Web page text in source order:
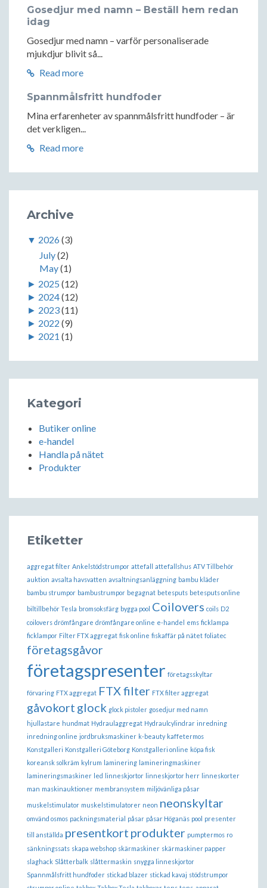
Gosedjur med namn – Beställ hem redan
idag
Gosedjur med namn – varför personaliserade
mjukdjur blivit så...
Read more
Spannmålsfritt hundfoder
Mina erfarenheter av spannmålsfritt hundfoder – är
det verkligen...
Read more
Archive
▼ 2026(3)
July(2)
May(1)
► 2025 (12)
► 2024(12)
► 2023(11)
► 2022 (9)
► 2021 (1)
Kategori
Butiker online
e-handel
Handla på nätet
Produkter
Etiketter
aggregat filter Ankelstödstrumpor attefall attefallshus ATV Tillbehör
auktion avsalta havsvatten avsaltningsanläggning bambu kläder
bambu strumpor bambustrumpor begagnat betesputs betesputs online
biltillbehör Tesla bromsoksfärg bygga pool Coilovers coils D2
coilovers drömfångare drömfångare online e-handel ems ficklampa
ficklampor Filter FTX aggregat fisk online fiskaffär på nätet foliatec
företagsgåvor
företagspresenter företagsskyltar
förvaring FTX aggregat FTX filter FTX filter aggregat
gåvokort glock glock pistoler gosedjur med namn
hjullastare hundmat Hydraulaggregat Hydraulcylindrar inredning
inredning online jordbruksmaskiner k-beauty kaffetermos
Konstgalleri Konstgalleri Göteborg Konstgalleri online köpa fisk
koreansk solkräm kylrum laminering lamineringmaskiner
lamineringsmaskiner led linneskjortor linneskjortor herr linneskorter
man maskinauktioner membransystem miljövänliga påsar
muskelstimulator muskelstimulatorer neon neonskyltar
omvänd osmos packningsmaterial påsar påsar Höganäs pool presenter
till anställda presentkort produkter pumptermos ro
sänkningssats skapa webshop skärmaskiner skärmaskiner papper
slaghack Slåtterbalk slåttermaskin snygga linneskjortor
Spannmålsfritt hundfoder stickad blazer stickad kavaj stödstrumpor